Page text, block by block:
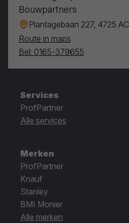
Bouwpartners
Plantagebaan 227, 4725
Route in maps
Bel: 0165-379655
Services
ProfPartner
Alle services
Merken
ProfPartner
Knauf
Stanley
BMI Monier
Alle merken